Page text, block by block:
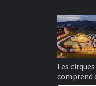
Les
comprend